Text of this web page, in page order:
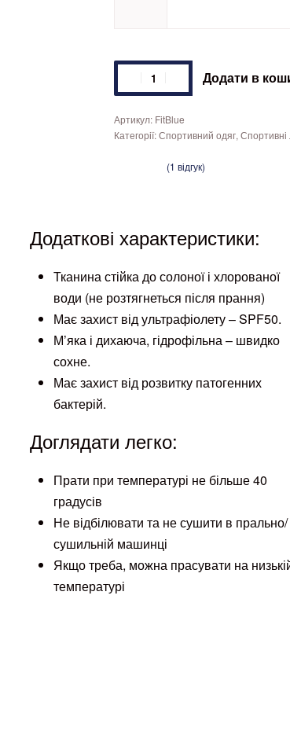
Легінси
Fit
Blue
кількість
Додати в
FitBlue
Категорії:Спортивний одяг, Спортивні
(1 відгук)
Додаткові характеристики:
Тканина стійка до солоної і хлорованої
води (не розтягнеться після прання)
Має захист від ультрафіолету – SPF50.
М’яка і дихаюча, гідрофільна – швидко
сохне.
Має захист від розвитку патогенних
бактерій.
Доглядати легко:
Прати при температурі не більше 40
градусів
Не відбілювати та не сушити в прально/
сушильній машинці
Якщо треба, можна прасувати на
температурі